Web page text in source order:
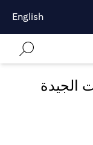
English
الجيدة